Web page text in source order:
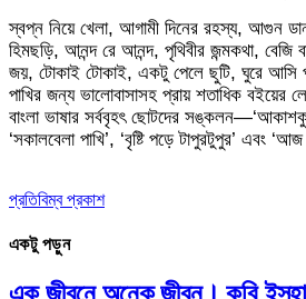
স্বপ্ন নিয়ে খেলা, আগামী দিনের রহস্য, আগুন
হিমছড়ি, আনন্দ রে আনন্দ, পৃথিবীর জন্মকথা,
জয়, টোকাই টোকাই, একটু পেলে ছুটি, ঘুরে আসি
পাখির জন্য ভালোবাসাসহ প্রায় শতাধিক বইয়ের
বাংলা ভাষার সর্ববৃহৎ ছোটদের
‘সকালবেলা পাখি’, ‘বৃষ্টি পড়ে টাপুরটুপুর’ এবং ‘আজ
প্রতিবিম্ব প্রকাশ
একটু পড়ুন
এক জীবনে অনেক জীবন। কবি